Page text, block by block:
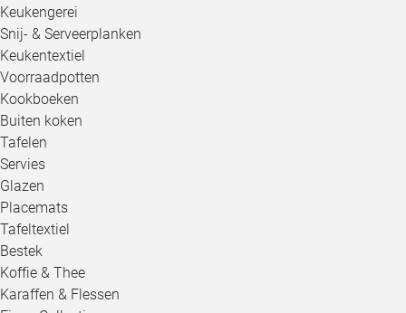
Keukengerei
Snij- & Serveerplanken
Keukentextiel
Voorraadpotten
Kookboeken
Buiten koken
Tafelen
Servies
Glazen
Placemats
Tafeltextiel
Bestek
Koffie & Thee
Karaffen & Flessen